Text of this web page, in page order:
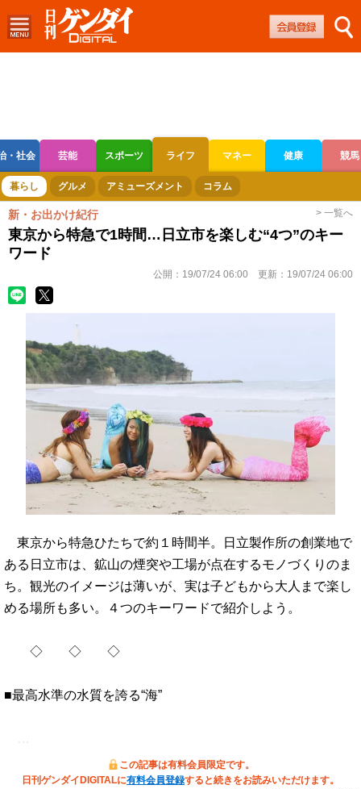
・社会 芸能 スポーツ ライフ マネー 健康 競馬
ボートレース 競輪 オートレース
暮らし グルメ アミューズメント コラム
新・お出かけ紀行 > 一覧へ
東京から特急で1時間…日立市を楽しむ“4つ”のキー
ワード
公開： 19/07/24 06:00 更新： 19/07/24 06:00
東京から特急ひたちで約１時間半。日立製作所の創業地で
ある日立市は、鉱山の煙突や工場が点在するモノづくりのま
ち。観光のイメージは薄いが、実は子どもから大人まで楽し
める場所も多い。４つのキーワードで紹介しよう。
◇ ◇ ◇
■最高水準の水質を誇る“海”
この記事は有料会員限定です。
日刊ゲンダイDIGITALに有料会員登録すると続きをお読みいただけます。